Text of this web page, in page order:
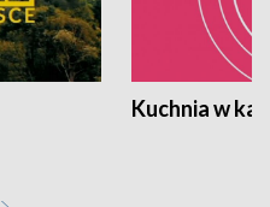
Kuchnia w